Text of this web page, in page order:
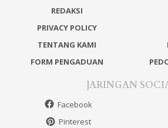
REDAKSI
PRIVACY POLICY
TENTANG KAMI
FORM PENGADUAN
JARINGAN
Facebook
Pinterest